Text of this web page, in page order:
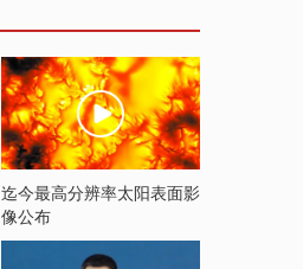
迄今最高分辨率太阳表面影
像公布